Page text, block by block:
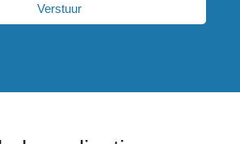
Verstuur